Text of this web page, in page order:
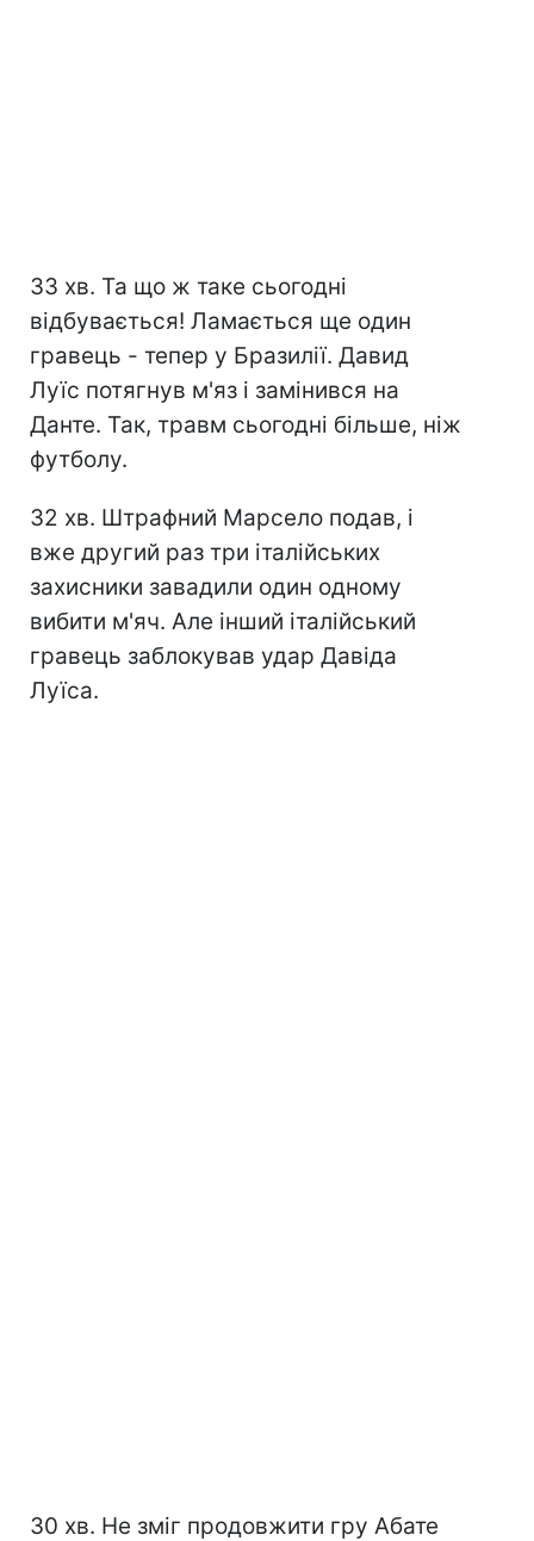
33 хв. Та що ж таке сьогодні
відбувається! Ламається ще один
гравець - тепер у Бразилії. Давид
Луїс потягнув м'яз і замінився на
Данте. Так, травм сьогодні більше, ніж
футболу.
32 хв. Штрафний Марсело подав, і
вже другий раз три італійських
захисники завадили один одному
вибити м'яч. Але інший італійський
гравець заблокував удар Давіда
Луїса.
30 хв. Не зміг продовжити гру Абате